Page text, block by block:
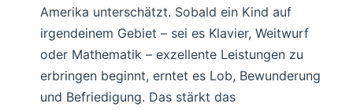
Amerika unterschätzt. Sobald ein Kind auf
irgendeinem Gebiet – sei es Klavier, Weitwurf
oder Mathematik – exzellente Leistungen zu
erbringen beginnt, erntet es Lob, Bewunderung
und Befriedigung. Das stärkt das